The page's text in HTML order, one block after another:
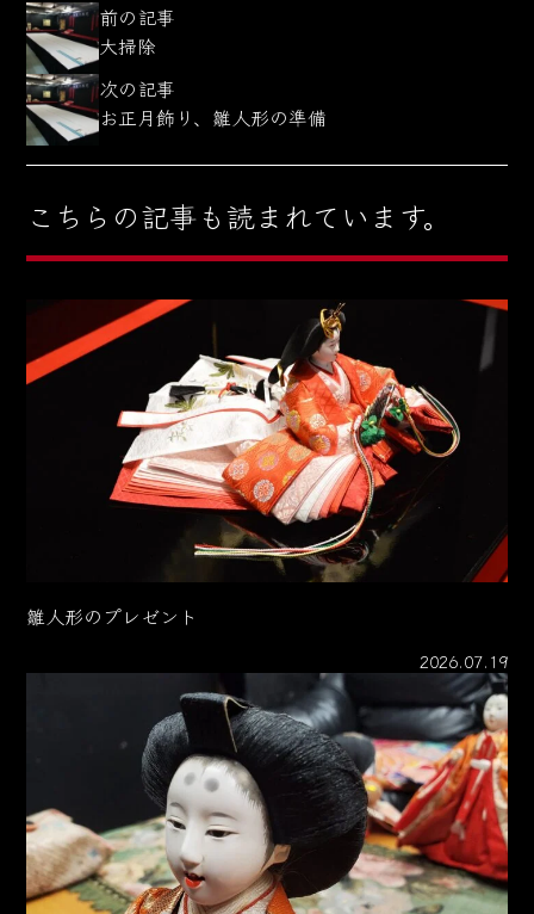
前の記事
大掃除
次の記事
お正月飾り、雛人形の準備
こちらの記事も読まれています。
雛人形のプレゼント
2026.07.19